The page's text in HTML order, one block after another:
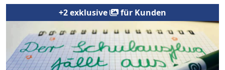
+2 exklusive für Kunden